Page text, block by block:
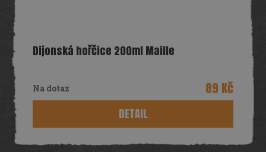
Dijonská hořčice 200ml Maille
Na dotaz 89 Kč
DETAIL